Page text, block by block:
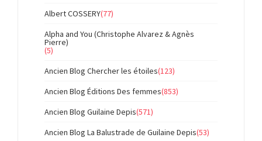
Albert COSSERY(77)
Alpha and You (Christophe Alvarez & Agnès
Pierre)
(5)
Ancien Blog Chercher les étoiles(123)
Ancien Blog Éditions Des femmes(853)
Ancien Blog Guilaine Depis(571)
Ancien Blog La Balustrade de Guilaine Depis(53)